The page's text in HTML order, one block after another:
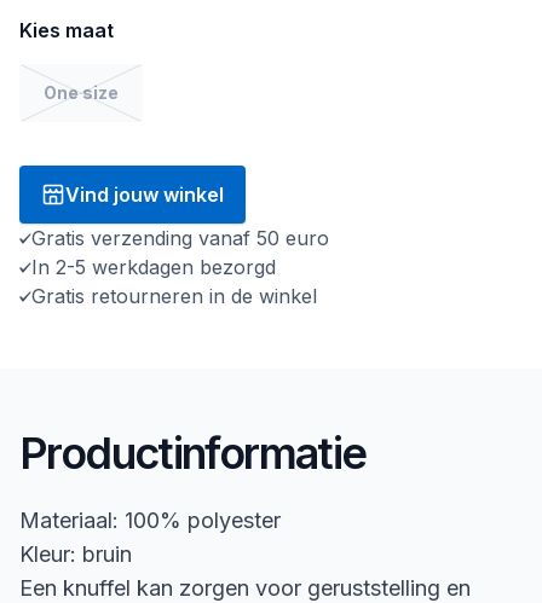
Kies maat
One size
Vind jouw winkel
Gratis verzending vanaf 50 euro
In 2-5 werkdagen bezorgd
Gratis retourneren in de winkel
Productinformatie
Materiaal: 100% polyester
Kleur: bruin
Een knuffel kan zorgen voor geruststelling en